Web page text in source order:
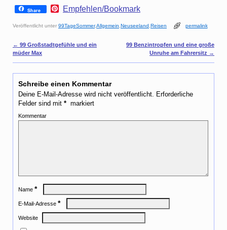
Share
P
n
e
r
s
t
Empfehlen/Bookmark
Veröffentlicht unter 99TageSommer,Allgemein Neuseeland Reisen permalink
Artikelnavigation
← 99 Großstadtgefühle und ein
müder Max
99 Benzintropfen und eine große
Unruhe am Fahrersitz →
Schreibe einen Kommentar
Deine E-Mail-Adresse wird nicht veröffentlicht. Erforderliche
Felder sind mit * markiert
Kommentar
Name *
E-Mail-Adresse *
Website